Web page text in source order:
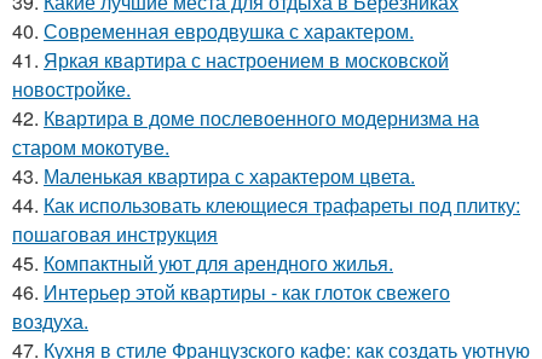
40. Современная евродвушка с характером.
41. Яркая квартира с настроением в московской
новостройке.
42. Квартира в доме послевоенного модернизма на
старом мокотуве.
43. Маленькая квартира с характером цвета.
44. Как использовать клеющиеся трафареты под плитку:
пошаговая инструкция
45. Компактный уют для арендного жилья.
46. Интерьер этой квартиры - как глоток свежего
воздуха.
47. Кухня в стиле Французского кафе: как создать уютную